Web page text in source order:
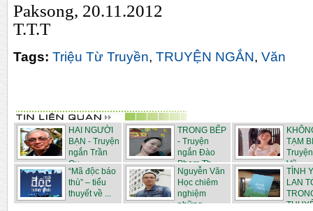
Paksong, 20.11.2012
T.T.T
Tags: Triệu Từ Truyền, TRUYỆN NGẮN, Văn
HAI NGƯỜI
BẠN - Truyện
ngắn Trần
Qu...
TRONG BẾP
- Truyện
ngắn Đào
Phạm Th...
TẠM
Vũ...
“Mã độc báo
thù” – tiểu
thuyết về ...
Nguyễn Văn
Học chiêm
nghiệm
những ...
TÌNH
LAN